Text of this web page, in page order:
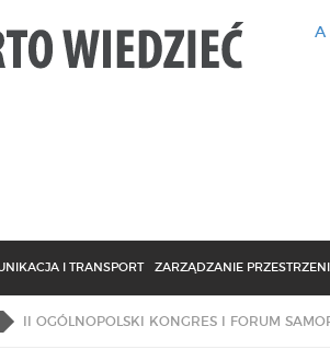
A
I TRANSPORT ZARZĄDZANIE